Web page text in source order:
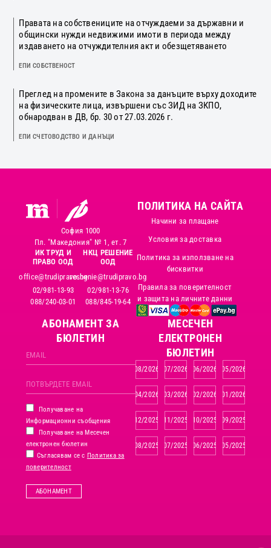
Правата на собствениците на отчуждаеми за държавни и
общински нужди недвижими имоти в периода между
издаването на отчуждителния акт и обезщетяването
ЕПИ СОБСТВЕНОСТ
Преглед на промените в Закона за данъците върху доходите
на физическите лица, извършени със ЗИД на ЗКПО,
обнародван в ДВ, бр. 30 от 27.03.2026 г.
ЕПИ СЧЕТОВОДСТВО И ДАНЪЦИ
София 1000
Пл. "Македония" № 1, ет. 7
ИК ТРУД И
ПРАВО ООД
office@trudipravo.bg
02/981-13-93
088/240-03-01
НКЦ РЕШЕНИЕ
ООД
reshenie@trudipravo.bg
02/981-13-76
088/845-19-64
ПОЛИТИКА НА САЙТА
Начини за плащане
Условия за доставка
Политика за използване на
бисквитки
Правила за поверителност
и защита на личните данни
АБОНАМЕНТ ЗА
БЮЛЕТИН
Получаване на
Информационни съобщения
Получаване на Месечен
електронен бюлетин
Съгласявам се с Политика за
поверителност
АБОНАМЕНТ
MЕСЕЧЕН
ЕЛЕКТРОНЕН
БЮЛЕТИН
08/2026 07/2026 06/2026 05/2026
04/2026 03/2026 02/2026 01/2026
12/2025 11/2025 10/2025 09/2025
08/2025 07/2025 06/2025 05/2025